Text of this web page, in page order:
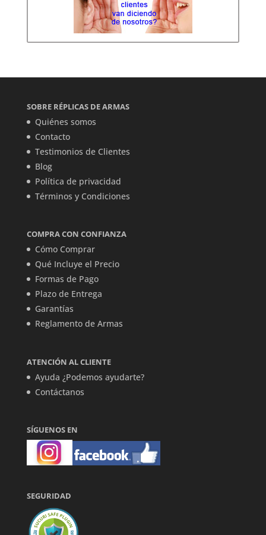
SOBRE RÉPLICAS DE ARMAS
Quiénes somos
Contacto
Testimonios de Clientes
Blog
Política de privacidad
Términos y Condiciones
COMPRA CON CONFIANZA
Cómo Comprar
Qué Incluye el Precio
Formas de Pago
Plazo de Entrega
Garantías
Reglamento de Armas
ATENCIÓN AL CLIENTE
Ayuda ¿Podemos ayudarte?
Contáctanos
SÍGUENOS EN
SEGURIDAD